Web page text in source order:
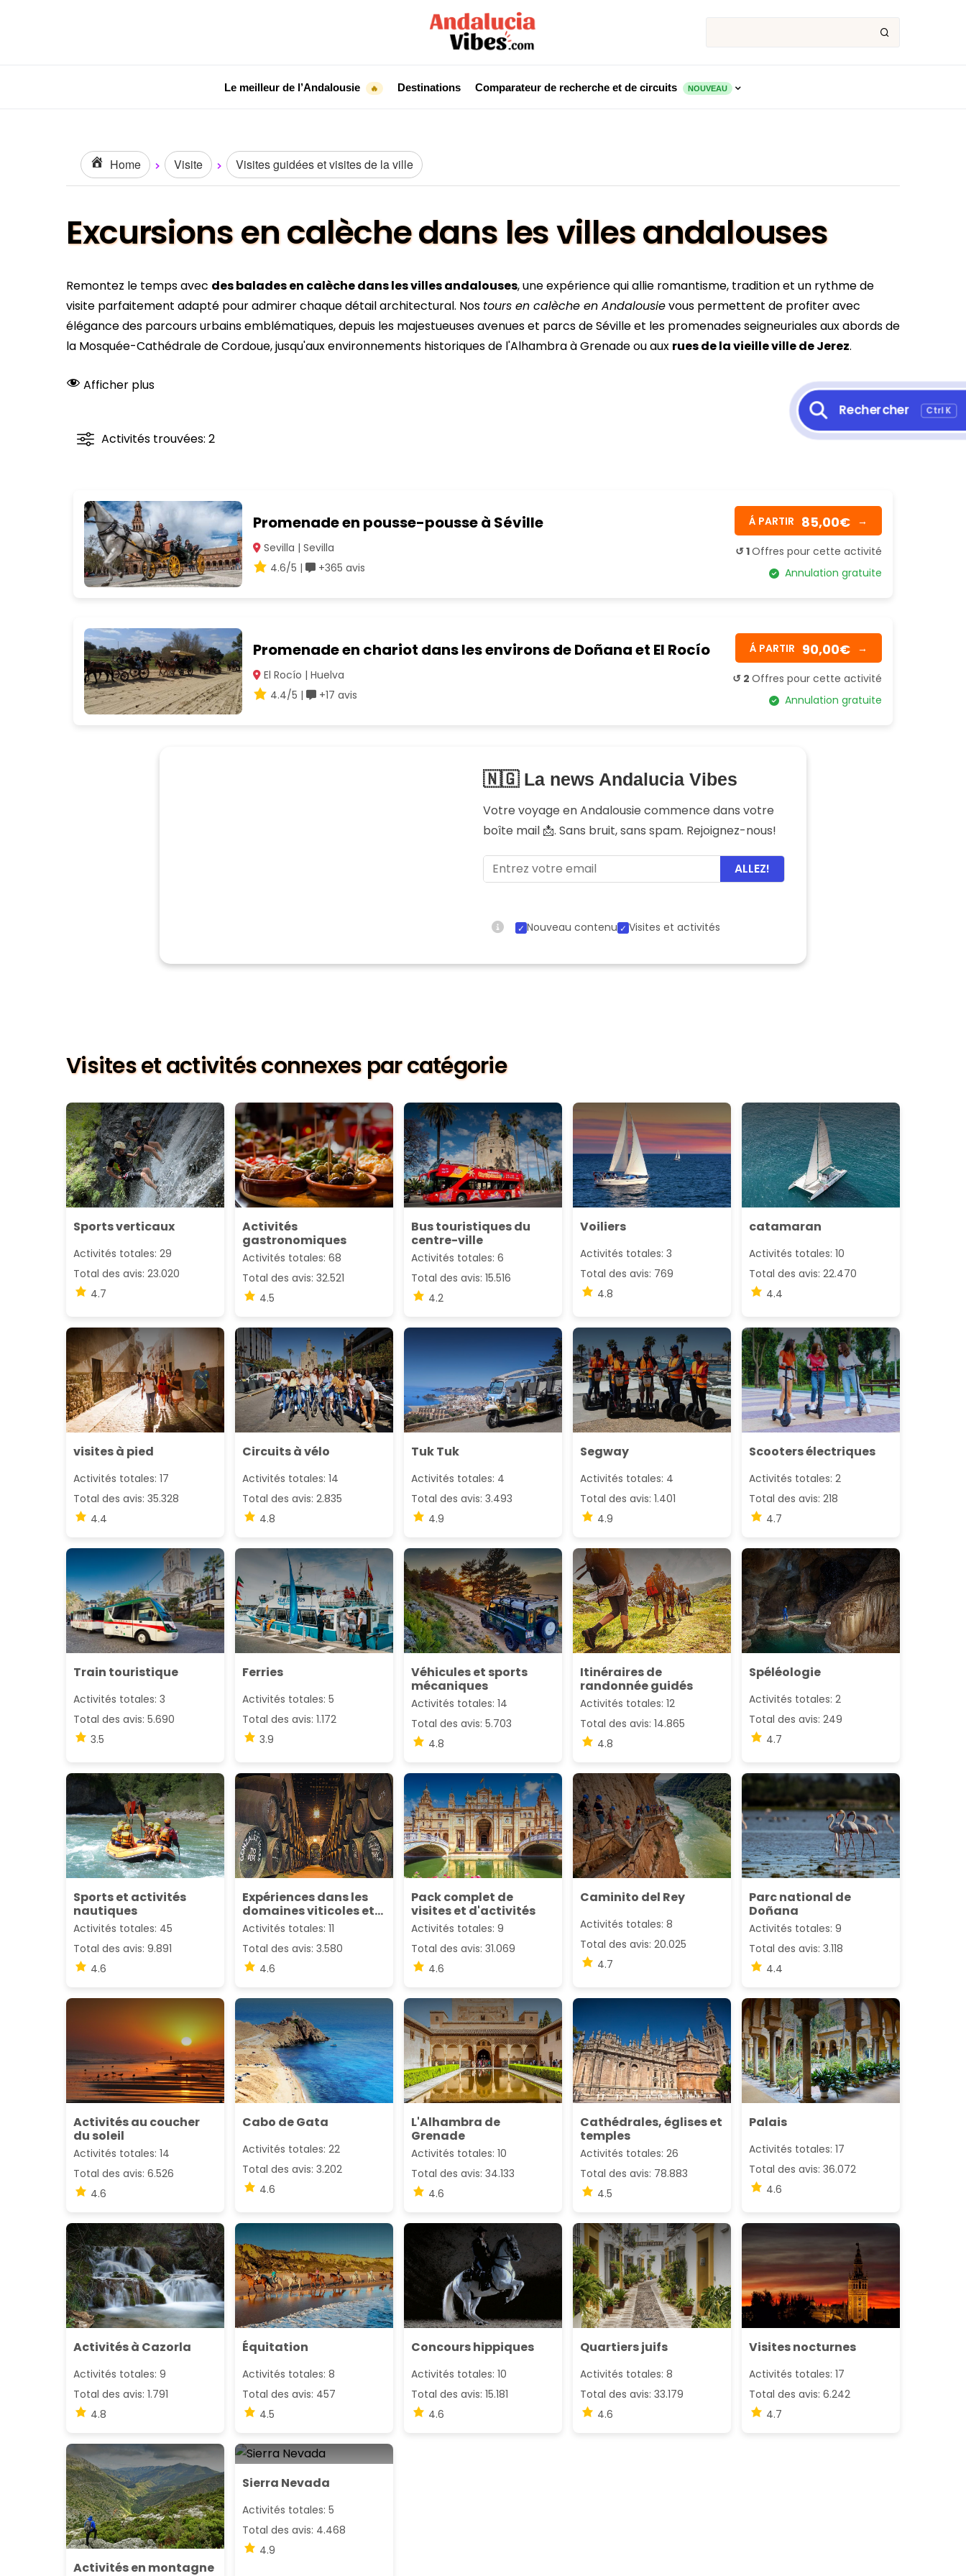
Le meilleur de l’Andalousie 🔥 Destinations Comparateur de recherche et de circuits NOUVEAU
Home Visite Visites guidées et visites de la ville
Excursions en calèche dans les villes andalouses
Remontez le temps avec des balades en calèche dans les villes andalouses, une expérience qui allie romantisme, tradition et un rythme de
visite parfaitement adapté pour admirer chaque détail architectural. Nos tours en calèche en Andalousievous permettent de profiter avec
élégance des parcours urbains emblématiques, depuis les majestueuses avenues et parcs de Séville et les promenades seigneuriales aux abords de
la Mosquée-Cathédrale de Cordoue, jusqu'aux environnements historiques de l'Alhambra à Grenade ou aux rues de la vieille ville de Jerez.
Afficher plus
Activités trouvées: 2
Promenade en pousse-pousse à Séville
Sevilla | Sevilla
4.6/5 |
+365 avis
Á PARTIR 85,00€ →
↺ 1Offres pour cette activité
Annulation gratuite
Promenade en chariot dans les environs de Doñana et El Rocío
El Rocío | Huelva
4.4/5 |
+17 avis
Á PARTIR 90,00€ →
↺ 2 Offres pour cette activité
Annulation gratuite
🇳🇬 La news Andalucia Vibes
Votre voyage en Andalousie commence dans votre
boîte mail 📩. Sans bruit, sans spam. Rejoignez-nous!
ALLEZ!
Nouveau contenu Visites et activités
Visites et activités connexes par catégorie
Sports verticaux
Activités totales: 29
Total des avis: 23.020
4.7
Activités
gastronomiques
Activités totales: 68
Total des avis: 32.521
4.5
Bus touristiques du
centre-ville
Activités totales: 6
Total des avis: 15.516
4.2
Voiliers
Activités totales: 3
Total des avis: 769
4.8
catamaran
Activités totales: 10
Total des avis: 22.470
4.4
visites à pied
Activités totales: 17
Total des avis: 35.328
4.4
Circuits à vélo
Activités totales: 14
Total des avis: 2.835
4.8
Tuk Tuk
Activités totales: 4
Total des avis: 3.493
4.9
Segway
Activités totales: 4
Total des avis: 1.401
4.9
Scooters électriques
Activités totales: 2
Total des avis: 218
4.7
Train touristique
Activités totales: 3
Total des avis: 5.690
3.5
Ferries
Activités totales: 5
Total des avis: 1.172
3.9
Véhicules et sports
mécaniques
Activités totales: 14
Total des avis: 5.703
4.8
Itinéraires de
randonnée guidés
Activités totales: 12
Total des avis: 14.865
4.8
Spéléologie
Activités totales: 2
Total des avis: 249
4.7
Sports et activités
nautiques
Activités totales: 45
Total des avis: 9.891
4.6
Expériences dans les
domaines viticoles et
l'œnotourisme
Activités totales: 11
Total des avis: 3.580
4.6
Pack complet de
visites et d'activités
Activités totales: 9
Total des avis: 31.069
4.6
Caminito del Rey
Activités totales: 8
Total des avis: 20.025
4.7
Parc national de
Doñana
Activités totales: 9
Total des avis: 3.118
4.4
Activités au coucher
du soleil
Activités totales: 14
Total des avis: 6.526
4.6
Cabo de Gata
Activités totales: 22
Total des avis: 3.202
4.6
L'Alhambra de
Grenade
Activités totales: 10
Total des avis: 34.133
4.6
Cathédrales, églises et
temples
Activités totales: 26
Total des avis: 78.883
4.5
Palais
Activités totales: 17
Total des avis: 36.072
4.6
Activités à Cazorla
Activités totales: 9
Total des avis: 1.791
4.8
Équitation
Activités totales: 8
Total des avis: 457
4.5
Concours hippiques
Activités totales: 10
Total des avis: 15.181
4.6
Quartiers juifs
Activités totales: 8
Total des avis: 33.179
4.6
Visites nocturnes
Activités totales: 17
Total des avis: 6.242
4.7
Activités en montagne
Sierra Nevada
Activités totales: 5
Total des avis: 4.468
4.9
Rechercher Ctrl K